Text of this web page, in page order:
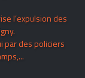
l’expulsion des
par des policiers